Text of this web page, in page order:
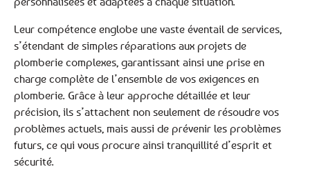
Leur compétence englobe une vaste éventail de services,
s’étendant de simples réparations aux projets de
plomberie complexes, garantissant ainsi une prise en
charge complète de l’ensemble de vos exigences en
plomberie. Grâce à leur approche détaillée et leur
précision, ils s’attachent non seulement de résoudre vos
problèmes actuels, mais aussi de prévenir les problèmes
futurs, ce qui vous procure ainsi tranquillité d’esprit et
sécurité.